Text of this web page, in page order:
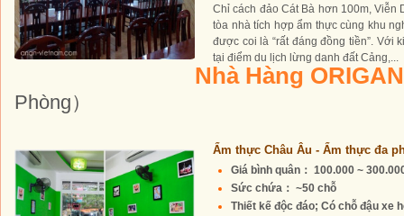
Chỉ cách đảo Cát Bà hơn 100m,
tòa nhà tích hợp ẩm thực cùng khu
được coi là “rất đáng đồng tiền”. Với
tại điểm du lịch lừng danh đất Cảng,...
Nhà Hàng
Phòng）
Ẩm thực Châu Âu - Ẩm thực đa
Giá bình quân： 100.000 ~
Sức chứa： ~50 chỗ
Thiết kế độc đáo; Có chỗ đậu xe